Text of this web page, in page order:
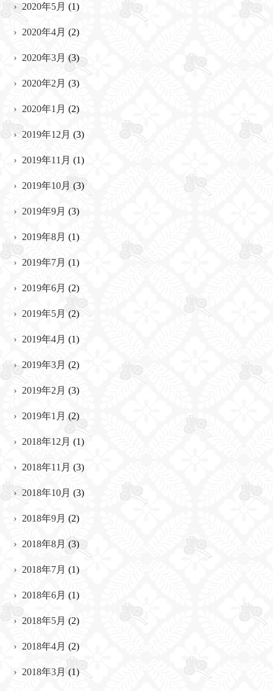
2020年5月 (1)
2020年4月 (2)
2020年3月 (3)
2020年2月 (3)
2020年1月 (2)
2019年12月 (3)
2019年11月 (1)
2019年10月 (3)
2019年9月 (3)
2019年8月 (1)
2019年7月 (1)
2019年6月 (2)
2019年5月 (2)
2019年4月 (1)
2019年3月 (2)
2019年2月 (3)
2019年1月 (2)
2018年12月 (1)
2018年11月 (3)
2018年10月 (3)
2018年9月 (2)
2018年8月 (3)
2018年7月 (1)
2018年6月 (1)
2018年5月 (2)
2018年4月 (2)
2018年3月 (1)